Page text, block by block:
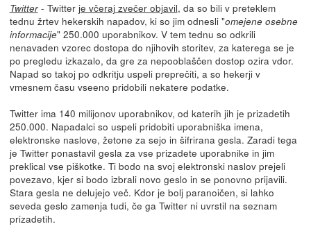
Twitter- Twitter je včeraj zvečer objavil, da so bili v preteklem
tednu žrtev hekerskih napadov, ki so jim odnesli "omejene osebne
informacije" 250.000 uporabnikov. V tem tednu so odkrili
nenavaden vzorec dostopa do njihovih storitev, za katerega se je
po pregledu izkazalo, da gre za nepooblaščen dostop ozira vdor.
Napad so takoj po odkritju uspeli preprečiti, a so hekerji v
vmesnem času vseeno pridobili nekatere podatke.
Twitter ima 140 milijonov uporabnikov, od katerih jih je prizadetih
250.000. Napadalci so uspeli pridobiti uporabniška imena,
elektronske naslove, žetone za sejo in šifrirana gesla. Zaradi tega
je Twitter ponastavil gesla za vse prizadete uporabnike in jim
preklical vse piškotke. Ti bodo na svoj elektronski naslov prejeli
povezavo, kjer si bodo izbrali novo geslo in se ponovno prijavili.
Stara gesla ne delujejo več. Kdor je bolj paranoičen, si lahko
seveda geslo zamenja tudi, če ga Twitter ni uvrstil na seznam
prizadetih.